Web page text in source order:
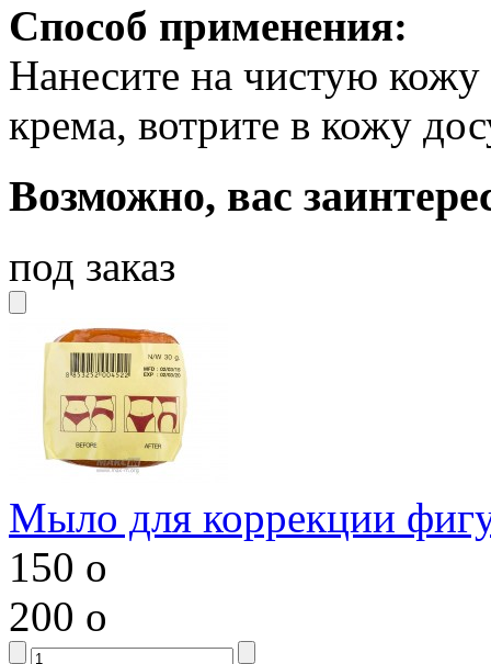
Способ применения:
Нанесите на чистую
крема, вотрите в кожу
Возможно, вас
под заказ
Мыло для коррекции
150 o
200 o